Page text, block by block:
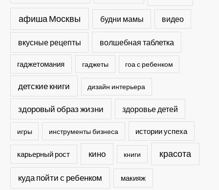
афиша Москвы будни мамы видео
вкусные рецепты волшебная таблетка
гаджетомания гаджеты гоа с ребенком
детские книги дизайн интерьера
здоровый образ жизни здоровье детей
игры инструменты бизнеса истории успеха
карьерный рост кино книги красота
куда пойти с ребенком макияж